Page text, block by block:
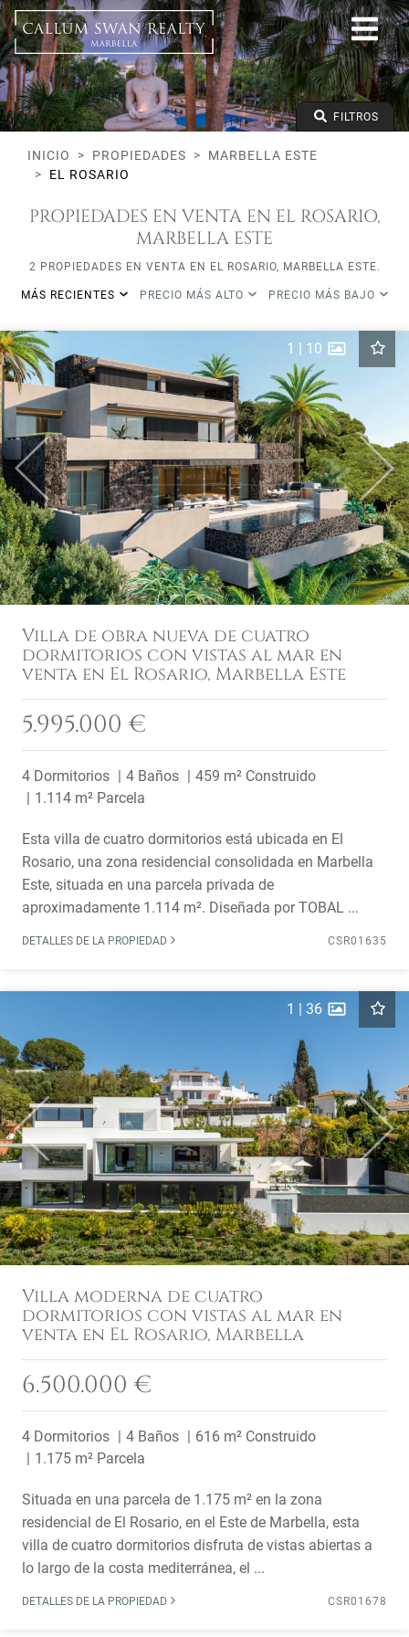
Todos los Lifestyles
Marbella Este
El Rosario
Todos los tipos
Precio desde
Precio hasta
Dormitorios mínimos FILTROS
INICIO PROPIEDADES
MARBELLA ESTE
EL ROSARIO
PROPIEDADES EN VENTA EN EL ROSARIO,
MARBELLA ESTE
2 PROPIEDADES EN VENTA EN EL ROSARIO, MARBELLA ESTE.
MÁS RECIENTES PRECIO MÁS ALTO PRECIO MÁS BAJO
Previous Next
1 | 10
Villa de obra nueva de cuatro
dormitorios con vistas al mar en
venta en El Rosario, Marbella Este
5.995.000 €
4 Dormitorios 4 Baños
459 m² Construido
1.114 m² Parcela
Esta villa de cuatro dormitorios está ubicada en El
Rosario, una zona residencial consolidada en Marbella
Este, situada en una parcela privada de
aproximadamente 1.114 m². Diseñada por TOBAL ...
DETALLES DE LA PROPIEDAD CSR01635
Next
1 | 36
Villa moderna de cuatro
dormitorios con vistas al mar en
venta en El Rosario, Marbella
6.500.000 €
4 Dormitorios 4 Baños
616 m² Construido
1.175 m² Parcela
Situada en una parcela de 1.175 m² en la zona
residencial de El Rosario, en el Este de Marbella, esta
villa de cuatro dormitorios disfruta de vistas abiertas a
lo largo de la costa mediterránea, el ...
DETALLES DE LA PROPIEDAD CSR01678